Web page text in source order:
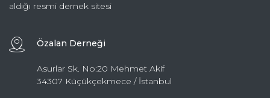
aldığı resmi dernek sitesi
Özalan Derneği
Asurlar Sk. No:20 Mehmet Akif
34307 Küçükçekmece / İstanbul